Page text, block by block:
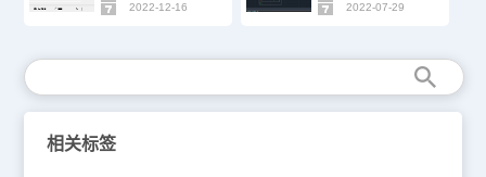
2022-12-16 2022-07-29
相关标签